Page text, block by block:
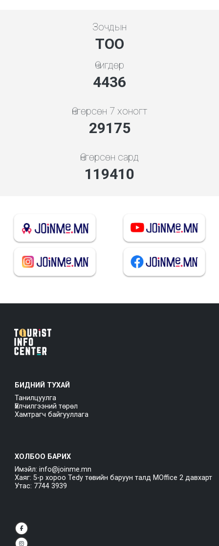
Зочдын
ТОО
Өчигдөр
4778
Өнгөрсөн 7 хоногт
31419
Өнгөрсөн сард
128596
БИДНИЙ ТУХАЙ
Танилцуулга
Үйлчилгээний төрөл
Хамтрагч байгууллага
ХОЛБОО БАРИХ
Имэйл: info@joinme.mn
Хаяг: 5-р хороо Tedy төвийн баруун талд MOffice 2 давхарт
Утас: 7744 3939